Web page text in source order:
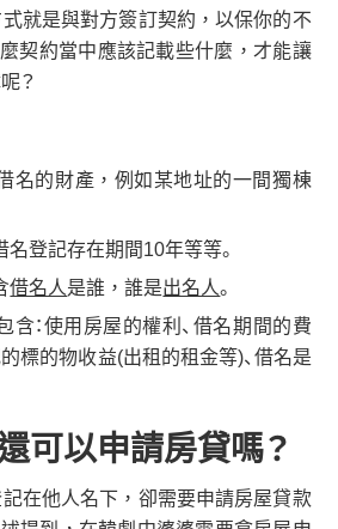
就是與對方簽訂契約，以保你的不
契約當中應該記載些什麼，才能讓
？
名的財產，例如某地址的一間獨棟
登記存在期間10年等等。
借名人是誰，誰是出名人。
含：使用房屋的權利、借名期間的費
標的物收益(出租的租金等)、借名是
可以申請房貸嗎？
在他人名下，卻需要申請房屋貸款